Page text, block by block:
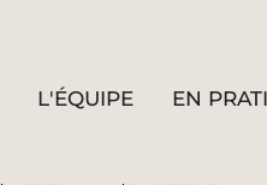
L'ÉQUIPE EN